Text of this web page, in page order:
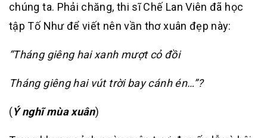
chúng ta. Phải chăng, thi sĩ Chế Lan Viên đã học
tập Tố Như để viết nên vần thơ xuân đẹp này:
“Tháng giêng hai xanh mượt cỏ đồi
Tháng giêng hai vút trời bay cánh én…”?
(Ý nghĩ mùa xuân)